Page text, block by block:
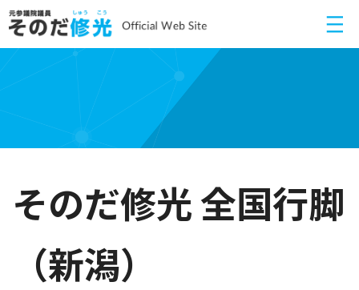
そのだ修光 全国行脚
（新潟）